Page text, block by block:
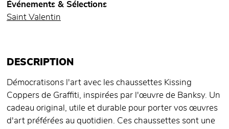
Événements & Sélections
Saint Valentin
DESCRIPTION
Démocratisons l'art avec les chaussettes Kissing
Coppers de Graffiti, inspirées par l'œuvre de Banksy. Un
cadeau original, utile et durable pour porter vos œuvres
d'art préférées au quotidien. Ces chaussettes sont une